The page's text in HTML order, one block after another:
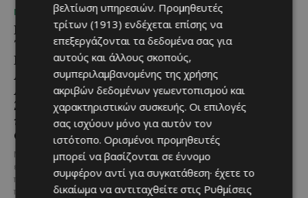
ΜΈΝΟΥΜΕ ΕΝΗΜΕΡΩΜΈΝΟΙ
Εμβληματική
Τουριστική Έκταση στην
Παραλιακή Ζώνη
Αλαμινού με
Αδειοδοτημένη
Ξενοδοχειακή Ανάπτυξη
και Πανοραμική Θέα της
Θάλασσας
Μια εξαιρετικά σπάνια
επενδυτική ευκαιρία
παρουσιάζεται στην παραλιακή
περιοχή του Αλαμινού, στην
ΜΈΝΟΥΜΕ ΕΝΗΜΕΡΩΜΈΝΟΙ
Επένδυση €31 εκατ. για
εκσυγχρονισμό των
Υπηρεσιών Κοινωνικής
Ευημερίας
Το έργο υλοποιείται στο πλαίσιο
του Προγράμματος Πολιτικής
Συνοχής «ΘΑΛΕΙΑ2021-2027», με
Σε μία από τις...
βελτίωση υπηρεσιών. Προμηθευτές
τρίτων (1913) ενδέχεται επίσης να
επεξεργάζονται τα δεδομένα σας για
αυτούς και άλλους σκοπούς,
συμπεριλαμβανομένης της χρήσης
ακριβών δεδομένων γεωεντοπισμού και
χαρακτηριστικών συσκευής. Οι επιλογές
σας ισχύουν μόνο για αυτόν τον
ιστότοπο. Ορισμένοι προμηθευτές
μπορεί να βασίζονται σε έννομο
συμφέρον αντί για συγκατάθεση· έχετε το
δικαίωμα να αντιταχθείτε στις Ρυθμίσεις